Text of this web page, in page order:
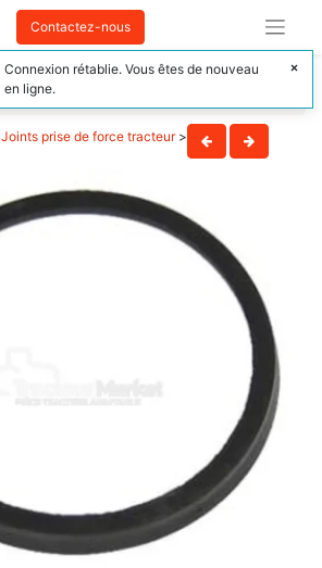
Contactez-nous
Joints prise de force tracteur>
Connexion rétablie. Vous êtes de nouveau
en ligne.